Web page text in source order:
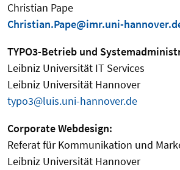
Christian Pape
Christian.Pape@imr.uni-
TYPO3-Betrieb und
Leibniz Universität IT Services
Leibniz Universität Hannover
typo3@luis.uni-hannover.de
Corporate Webdesign:
Referat für Kommunikation und
Leibniz Universität Hannover